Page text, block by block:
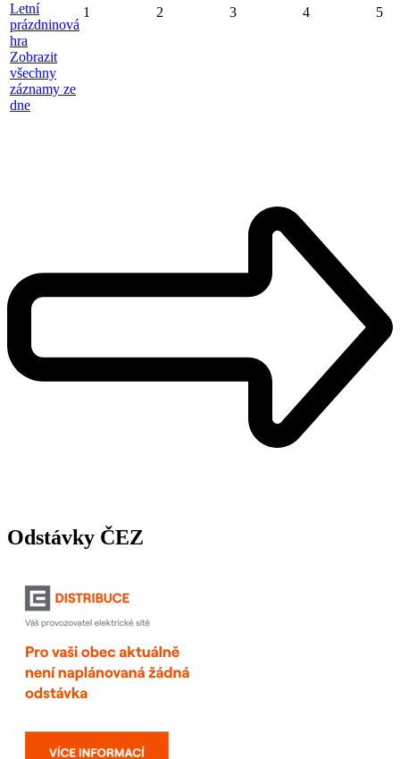
Letní
prázdninová
hra
Zobrazit
všechny
záznamy ze
dne
1 2 3 4 5
Odstávky ČEZ